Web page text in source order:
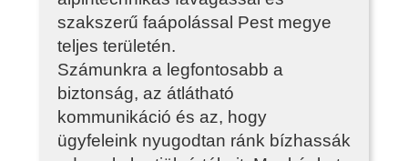
szakszerű faápolással Pest megye
teljes területén.
Számunkra a legfontosabb a
biztonság, az átlátható
kommunikáció és az, hogy
ügyfeleink nyugodtan ránk bízhassák